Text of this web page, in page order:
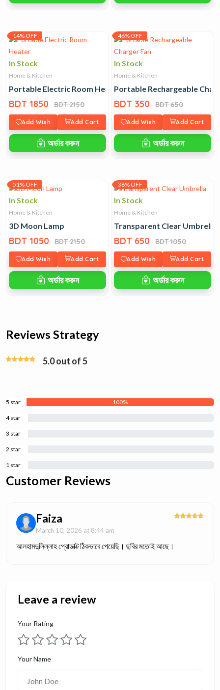
14% OFF
In Stock
Home & Kitchen
Portable Electric Room Heater
BDT 1850 BDT 2150
Add Wish Add Cart
অর্ডার করুন
46% OFF
In Stock
Home & Kitchen
Portable Rechargeable
BDT 350 BDT 650
Add Wish Add Cart
অর্ডার করুন
51% OFF
In Stock
Home & Kitchen
3D Moon Lamp
BDT 1050 BDT 2150
Add Wish Add Cart
অর্ডার করুন
38% OFF
In Stock
Home & Kitchen
Transparent Clear Umbrella
BDT 650 BDT 1050
Add Wish Add Cart
অর্ডার করুন
Customer Reviews
Faiza
March 10, 2026 at 8:44 am
আলহামদুলিল্লাহ প্রোডাক্ট ঠিকভাবে পেয়েছি। ছবির মতোই আছে।
Reviews Strategy
5.0 out of 5
5 star 100%
4 star
3 star
2 star
1 star
Leave a review
Your Rating
Your Name